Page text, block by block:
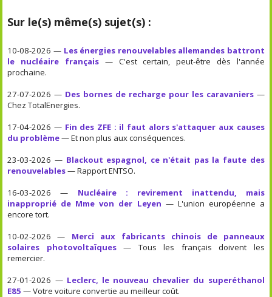
Sur le(s) même(s) sujet(s) :
10-08-2026 — Les énergies renouvelables allemandes battront
le nucléaire français — C'est certain, peut-être dès l'année
prochaine.
27-07-2026 — Des bornes de recharge pour les caravaniers—
Chez TotalEnergies.
17-04-2026 — Fin des ZFE : il faut alors s'attaquer aux causes
du problème— Et non plus aux conséquences.
23-03-2026 — Blackout espagnol, ce n'était pas la faute des
renouvelables— Rapport ENTSO.
16-03-2026 — Nucléaire : revirement inattendu, mais
inapproprié de Mme von der Leyen — L'union européenne a
encore tort.
10-02-2026 — Merci aux fabricants chinois de panneaux
solaires photovoltaïques— Tous les français doivent les
remercier.
27-01-2026 — Leclerc, le nouveau chevalier du superéthanol
E85 — Votre voiture convertie au meilleur coût.